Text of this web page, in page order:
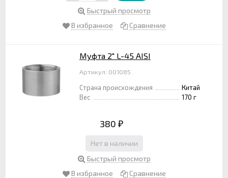
Быстрый просмотр
В избранное
Сравнение
Муфта 2" L-45 AISI
Артикул: 001085
Страна происхождения
Китай
Вес
170 г
380 ₽
Нет в наличии
Быстрый просмотр
В избранное
Сравнение